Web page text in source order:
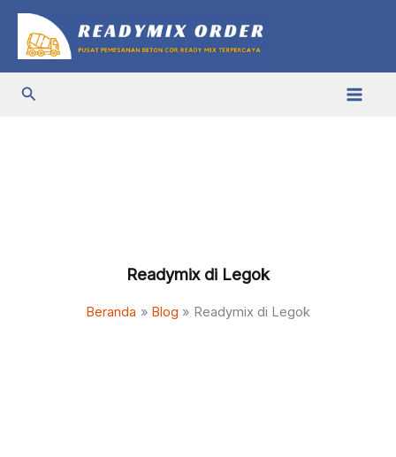
konten
Cari
Readymix di Legok
Beranda Blog Readymix di Legok